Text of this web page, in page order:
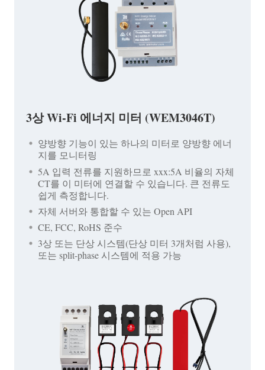
3상 Wi-Fi 에너지 미터 (WEM3046T)
양방향 기능이 있는 하나의 미터로 양방향 에너
지를 모니터링
5A 입력 전류를 지원하므로 xxx:5A 비율의 자체
CT를 이 미터에 연결할 수 있습니다. 큰 전류도
쉽게 측정합니다.
자체 서버와 통합할 수 있는 Open API
CE, FCC, RoHS 준수
3상 또는 단상 시스템(단상 미터 3개처럼 사용),
또는 split-phase 시스템에 적용 가능